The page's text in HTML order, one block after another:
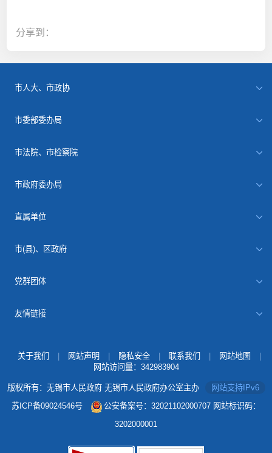
分享到：
市人大、市政协
市委部委办局
市法院、市检察院
市政府委办局
直属单位
市(县)、区政府
党群团体
友情链接
关于我们 网站声明 隐私安全 联系我们 网站地图
网站访问量： 342983904
版权所有：无锡市人民政府 无锡市人民政府办公室主办
网站支持IPv6
苏ICP备09024546号
公安备案号：32021102000707 网站标识码：
3202000001